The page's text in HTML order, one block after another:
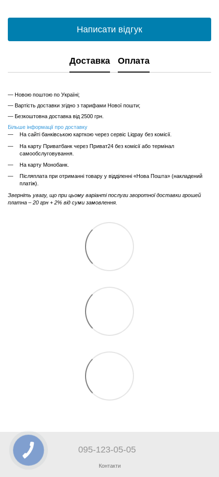
Написати відгук
Доставка Оплата
— Новою поштою по Україні;
— Вартість доставки згідно з тарифами Нової пошти;
— Безкоштовна доставка від 2500 грн.
Більше інформації про доставку
На сайті банківською карткою через сервіс Liqpay без комісії.
На карту Приватбанк через Приват24 без комісії або термінал
самообслуговування.
На карту Монобанк.
Післяплата при отриманні товару у відділенні «Нова Пошта» (накладений
платіж).
Зверніть увагу, що при цьому варіанті послуги зворотної доставки грошей
платна – 20 грн + 2% від суми замовлення.
095-123-05-05
Контакти